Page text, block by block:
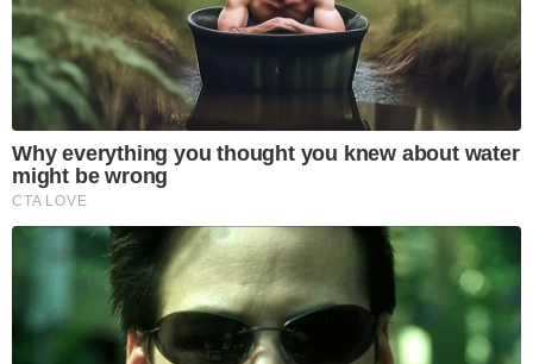
Why everything you thought you knew about water
might be wrong
CTA LOVE